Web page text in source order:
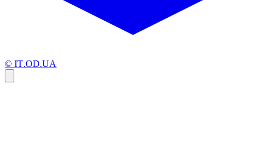
© IT.OD.UA